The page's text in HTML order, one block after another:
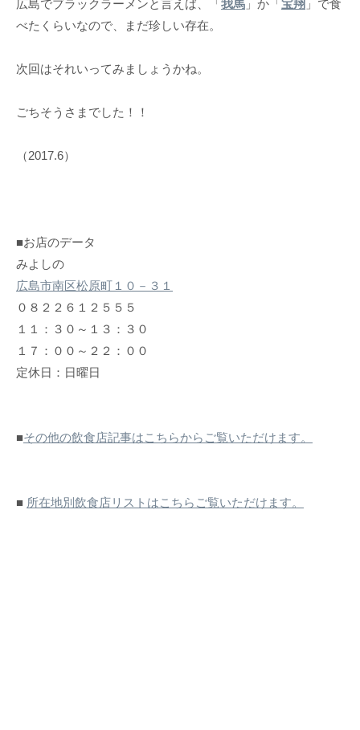
広島でブラックラーメンと言えば、「 我馬 」か「 宝翔 」で食
べたくらいなので、まだ珍しい存在。
次回はそれいってみましょうかね。
ごちそうさまでした！！
（2017.6）
■お店のデータ
みよしの
広島市南区松原町１０－３１
０８２２６１２５５５
１１：３０～１３：３０
１７：００～２２：００
定休日：日曜日
■その他の飲食店記事はこちらからご覧いただけます。
■ 所在地別飲食店リストはこちらご覧いただけます。